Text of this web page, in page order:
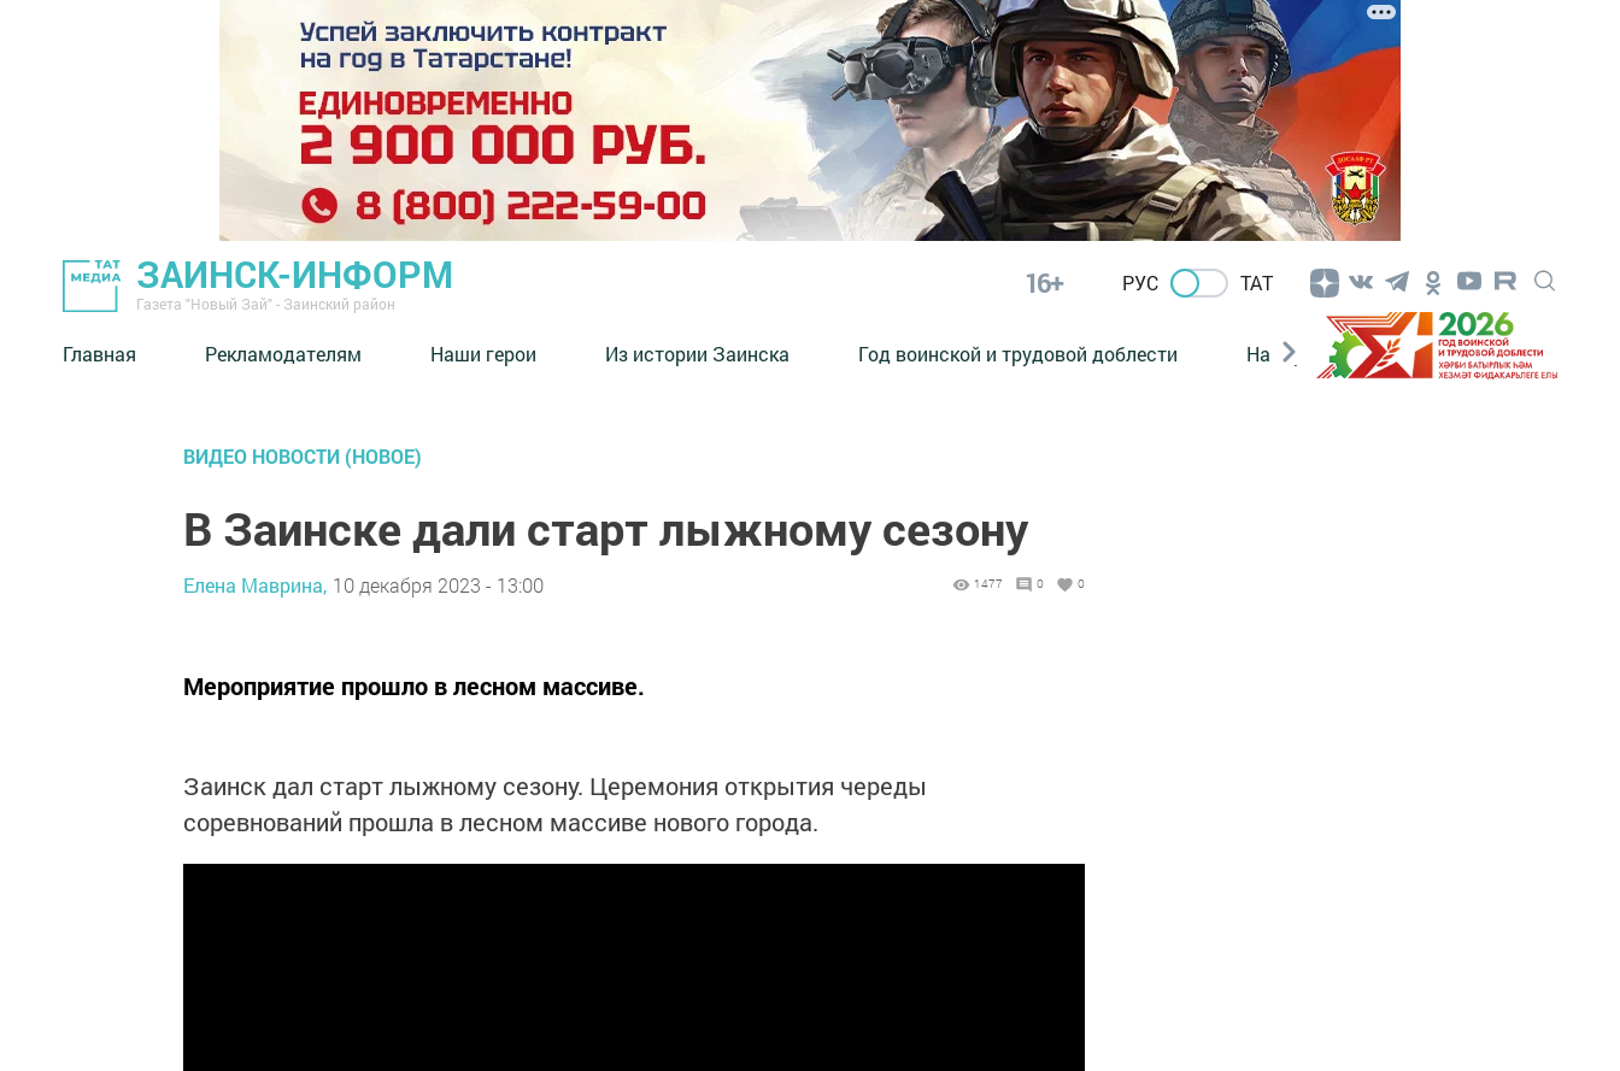
ЗАИНСК-ИНФОРМ
Газета "Новый Зай" - Заинский район
16+ РУС ТАТ
Главная Рекламодателям Наши герои Из истории Заинска Год воинской и трудовой доблести Нацпроекты Поколение будущего
ВИДЕО НОВОСТИ (НОВОЕ)
В Заинске дали старт лыжному сезону
Елена Маврина, 10 декабря 2023 - 13:00 1477 0 0
Мероприятие прошло в лесном массиве.
Заинск дал старт лыжному сезону. Церемония открытия череды
соревнований прошла в лесном массиве нового города.